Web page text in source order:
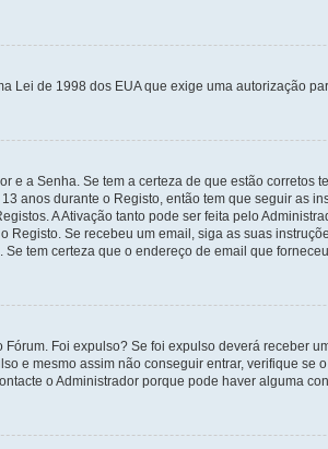
Lei de 1998 dos EUA que exige uma autorização
e a Senha. Se tem a certeza de que estão
anos durante o Registo, então tem que seguir as
A Ativação tanto pode ser feita pelo
Registo. Se recebeu um email, siga as suas
tem certeza que o endereço de email que
Foi expulso? Se foi expulso deverá receber
e mesmo assim não conseguir entrar, verifique
o Administrador porque pode haver alguma